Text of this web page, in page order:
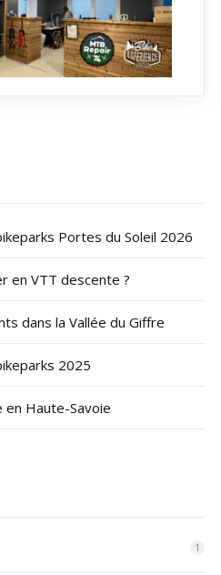
Portes du Soleil 2026
en VTT descente ?
dans la Vallée du Giffre
2025
en Haute-Savoie
1